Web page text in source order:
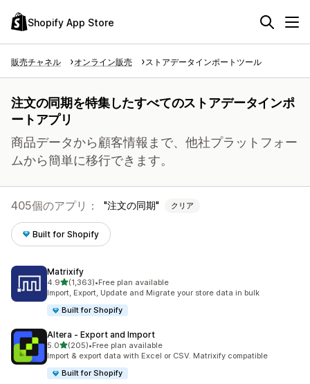
Shopify App Store
販売チャネル オンライン販売 ストアデータインポートツール
注文の同期を特集したすべてのストアデータインポ
ートアプリ
商品データから顧客情報まで、他社プラットフォー
ムから簡単に移行できます。
405個のアプリ： 注文の同期 クリア
Built for Shopify
Matrixify
4.95つ星中
(1,363)
合計レビュー数：1363件
•Free plan available
Import, Export, Update and Migrate your store data in bulk
Built for Shopify
Altera ‑ Export and Import
5.05つ星中
(205)
合計レビュー数：205件
•Free plan available
Import & export data with Excel or CSV. Matrixify compatible
Built for Shopify